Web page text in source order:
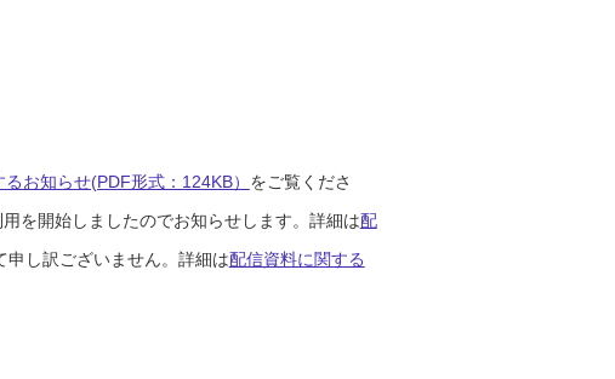
お知らせ(PDF形式：124KB） をご覧くださ
を開始しましたのでお知らせします。詳細は配
し訳ございません。詳細は配信資料に関する